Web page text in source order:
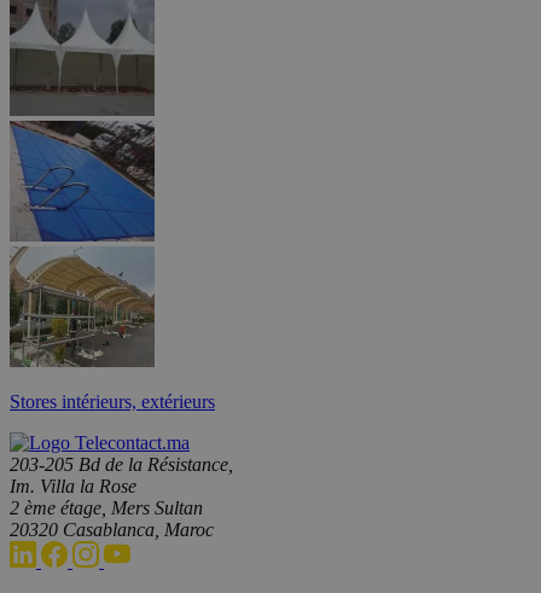
Stores intérieurs, extérieurs
203-205 Bd de la Résistance,
Im. Villa la Rose
2 ème étage, Mers Sultan
20320 Casablanca, Maroc